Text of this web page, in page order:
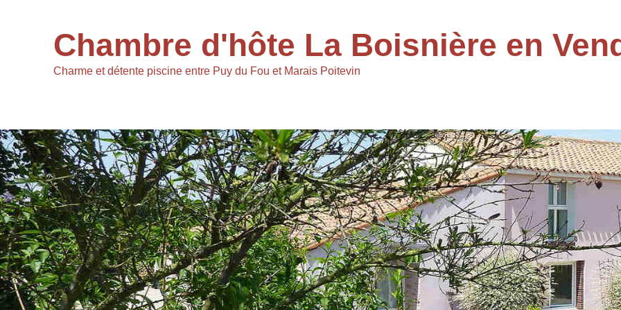
Chambre d'hôte La Boisnière en
Charme et détente piscine entre Puy du Fou et Marais Poitevin